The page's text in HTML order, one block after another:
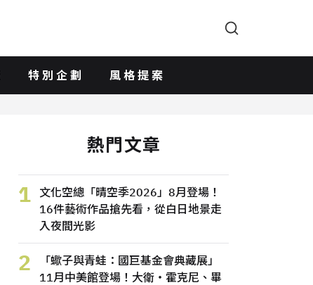
特別企劃 風格提案
熱門文章
1
文化空總「晴空季2026」8月登場！
16件藝術作品搶先看，從白日地景走
入夜間光影
2
「蠍子與青蛙：國巨基金會典藏展」
11月中美館登場！大衛・霍克尼、畢